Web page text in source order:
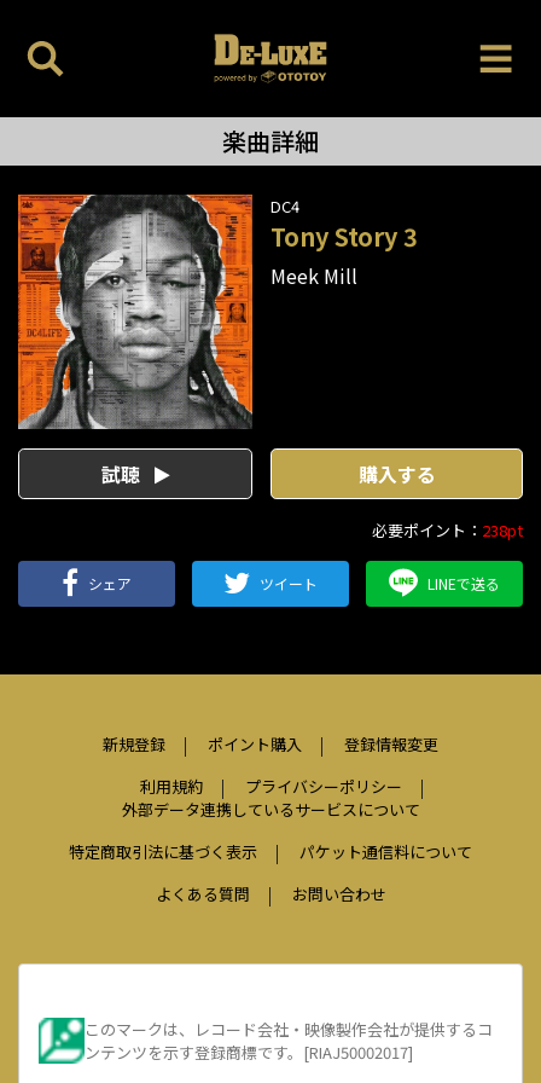
楽曲詳細
DC4
Tony Story 3
Meek Mill
試聴 購入する
必要ポイント： 238pt
シェア ツイート LINEで送る
新規登録 ポイント購入
登録情報変更
利用規約
プライバシーポリシー
外部データ連携しているサービスについて
特定商取引法に基づく表示
パケット通信料について
よくある質問
お問い合わせ
このマークは、レコード会社・映像製作会社が提供するコ
ンテンツを示す登録商標です。[RIAJ50002017]